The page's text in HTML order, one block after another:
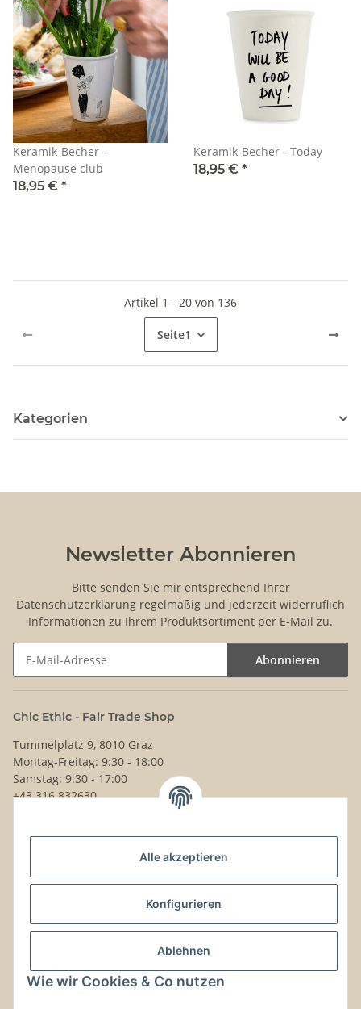
Alle akzeptieren
Konfigurieren
Ablehnen
Wie wir Cookies & Co nutzen
Keramik-Becher -
Menopause club
18,95 € *
Keramik-Becher - Today
18,95 € *
Artikel 1 - 20 von 136
Seite1
Kategorien
Newsletter Abonnieren
Bitte senden Sie mir entsprechend Ihrer
Datenschutzerklärung regelmäßig und jederzeit widerruflich
Informationen zu Ihrem Produktsortiment per E-Mail zu.
Abonnieren
Chic Ethic - Fair Trade Shop
Tummelplatz 9, 8010 Graz
Montag-Freitag: 9:30 - 18:00
Samstag: 9:30 - 17:00
+43 316 832630
Kontaktinformationen